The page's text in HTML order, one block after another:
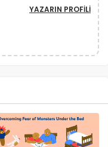
YAZARIN PROFILI